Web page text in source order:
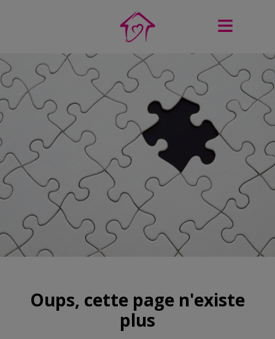
Oups, cette page n'existe
plus